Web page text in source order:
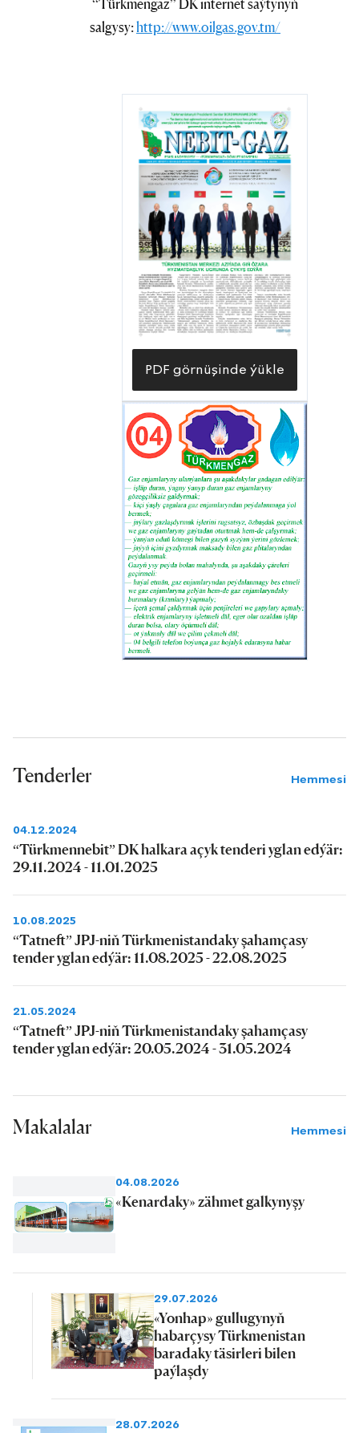
salgysy:http://www.oilgas.gov.tm/
PDF görnüşinde ýükle
Tenderler Hemmesi
04.12.2024
“Türkmennebit” DK halkara açyk tenderi yglan edýär:
29.11.2024 - 11.01.2025
10.08.2025
“Tatneft” JPJ-niň Türkmenistandaky şahamçasy
tender yglan edýär: 11.08.2025 - 22.08.2025
21.05.2024
“Tatneft” JPJ-niň Türkmenistandaky şahamçasy
tender yglan edýär: 20.05.2024 - 31.05.2024
Makalalar Hemmesi
04.08.2026
«Kenardaky» zähmet galkynyşy
29.07.2026
«Yonhap» gullugynyň
habarçysy Türkmenistan
baradaky täsirleri bilen
paýlaşdy
28.07.2026